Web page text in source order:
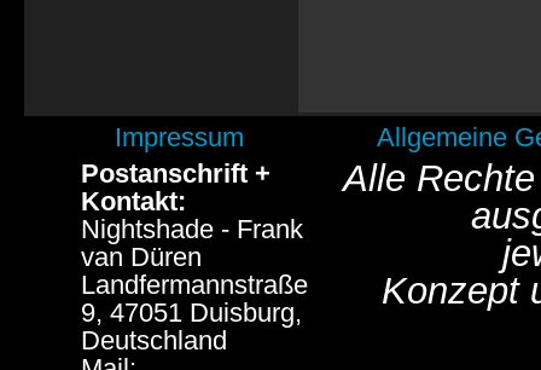
Impressum
Allgemeine
Postanschrift +
Kontakt:
Nightshade - Frank
van Düren
Landfermannstraße
9, 47051 Duisburg,
Deutschland
Alle
Konzept